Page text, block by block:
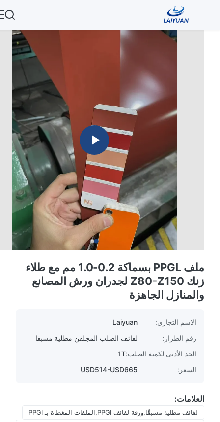
ملف PPGL بسماكة 0.2-1.0 مم مع طلاء
زنك Z80-Z150 لجدران ورش المصانع
والمنازل الجاهزة
الاسم التجاري:
Laiyuan
رقم الطراز:
لفائف الصلب المجلفن مطلية مسبقا
الحد الأدنى لكمية الطلب:1T
السعر:
USD514-USD665
العلامات:
لفائف مطلية مسبقًا,ورقة لفائف PPGI,الملفات المغطاة بـ PPGI